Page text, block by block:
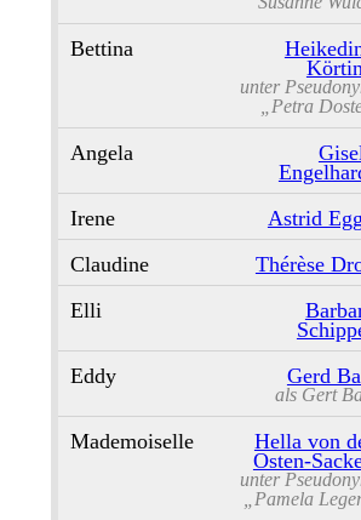
Bettina
unter
„Petra
Angela
Irene
Astrid
Claudine
Thérèse
Elli
Eddy Gerd
als Gert
Mademoiselle
Hella von
Osten-
unter
„Pamela